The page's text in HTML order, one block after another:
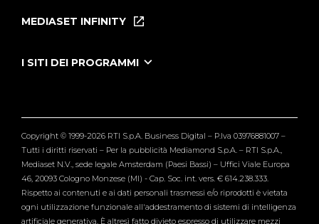
Le Iene Presentano Inside
Tutti i servizi
MEDIASET INFINITY
I SITI DEI PROGRAMMI
Verissimo
Copyright © 1999-2026 RTI S.p.A. Business Digital – P.Iva 03976881007 –
Tutti i diritti riservati – Per la pubblicità Mediamond S.p.A. – RTI S.p.A.,
Mediaset N.V., sede legale Amsterdam (Paesi Bassi) – Uffici Viale Europa
46, 20093 Cologno Monzese (MI) - Cap. Soc. int. vers. € 614.238.333.
Rispetto ai contenuti e ai dati personali trasmessi e/o riprodotti è vietata
ogni utilizzazione funzionale all'addestramento di sistemi di intelligenza
artificiale generativa. È altresì fatto divieto espresso di utilizzare mezzi